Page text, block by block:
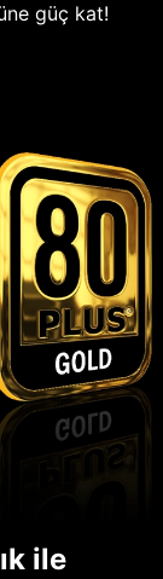
güç kat!
ile